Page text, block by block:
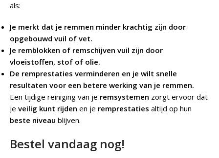
als:
Je merkt dat je remmen minder krachtig zijn door
opgebouwd vuil of vet.
Je remblokken of remschijven vuil zijn door
vloeistoffen, stof of olie.
De remprestaties verminderen en je wilt snelle
resultaten voor een betere werking van je remmen.
Een tijdige reiniging van je remsystemen zorgt ervoor dat
je veilig kunt rijden en je remprestaties altijd op hun
beste niveau blijven.
Bestel vandaag nog!